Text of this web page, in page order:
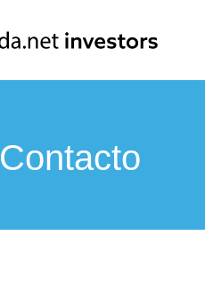
Contacto